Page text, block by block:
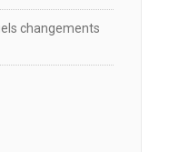
changements